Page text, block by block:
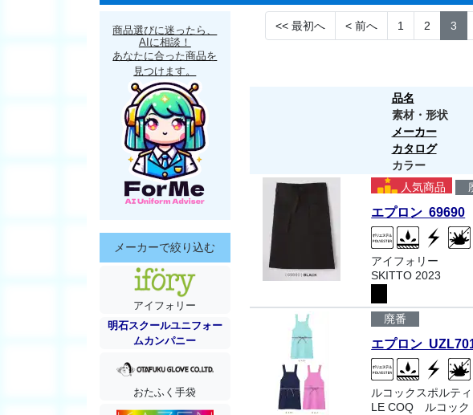
商品選びに迷ったら、
AIに相談！
あなたに合った商品を
見つけます。
メーカーで絞り込む
アイフォリー
明石スクールユニフォー
ムカンパニー
おたふく手袋
<< 最初へ < 前へ 1 2 3
品名
素材・形状
メーカー
カタログ
カラー
人気商品
エプロン 69690
アイフォリー
SKITTO 2023
廃番
エプロン
ルコックスポルテ
LE COQ ルコッ